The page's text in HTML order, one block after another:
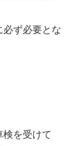
必ず必要とな
検を受けて